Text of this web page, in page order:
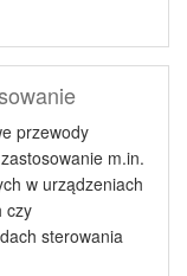
przewody
m.in.
w urządzeniach
czy
sterowania